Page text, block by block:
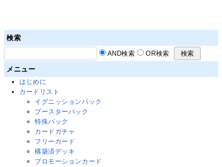
検索
AND検索 OR検索
メニュー
はじめに
カードリスト
イグニッションパック
ブースターパック
特殊パック
カードガチャ
フリーカード
構築済デッキ
プロモーションカード